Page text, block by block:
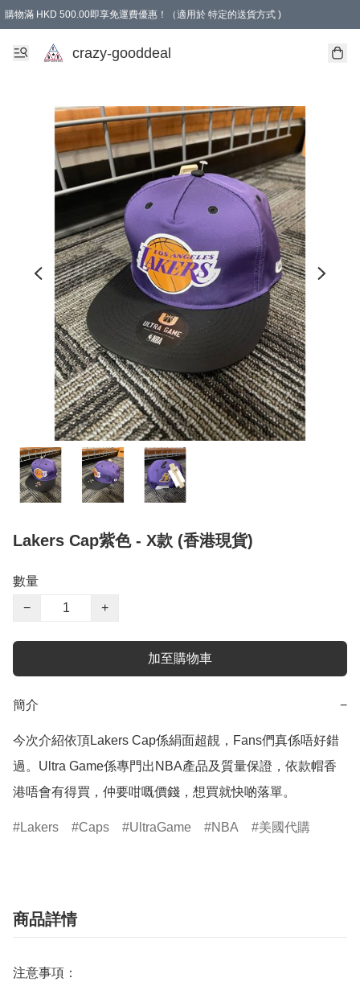
購物滿 HKD 500.00即享免運費優惠！（適用於 特定的送貨方式 )
成為會員可享免費禮品
crazy-gooddeal
Lakers Cap紫色 - X款 (香港現貨)
數量
−
+
加至購物車
簡介 −
今次介紹依頂Lakers Cap係絹面超靚，Fans們真係唔好錯
過。Ultra Game係專門出NBA產品及質量保證，依款帽香
港唔會有得買，仲要咁嘅價錢，想買就快啲落單。
Lakers Caps UltraGame NBA 美國代購
商品詳情
注意事項：